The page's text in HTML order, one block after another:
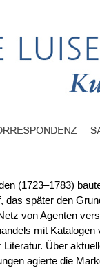
(1723–1783)
das später den
von Agenten
mit Katalogen
Über
agierte die